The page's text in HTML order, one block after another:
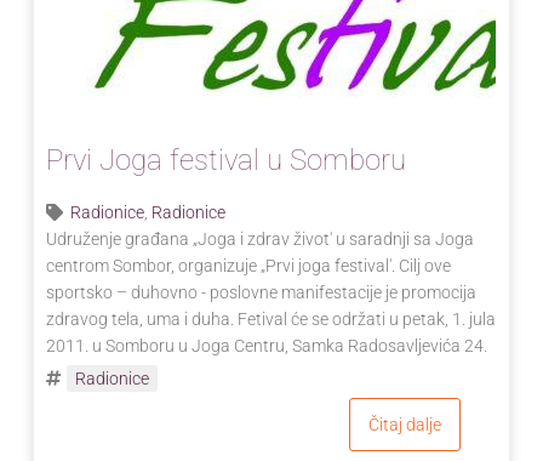
Prvi Joga festival u Somboru
Radionice Radionice
Udruženje građana „Joga i zdrav život' u saradnji sa Joga
centrom Sombor, organizuje „Prvi joga festival'. Cilj ove
sportsko – duhovno - poslovne manifestacije je promocija
zdravog tela, uma i duha. Fetival će se održati u petak, 1. jula
2011. u Somboru u Joga Centru, Samka Radosavljevića 24.
Radionice
Čitaj dalje